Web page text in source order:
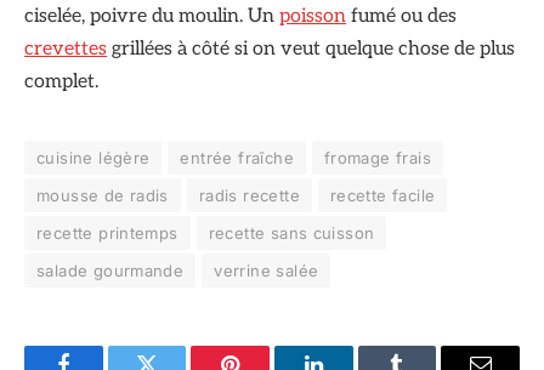
ciselée, poivre du moulin. Un poisson fumé ou des
crevettes grillées à côté si on veut quelque chose de plus
complet.
cuisine légère entrée fraîche
fromage frais
mousse de radis
radis recette
recette facile
recette printemps
recette sans cuisson
salade gourmande
verrine salée